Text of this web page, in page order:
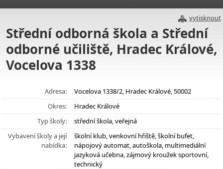
vytisknout
Střední odborná škola a Střední
odborné učiliště, Hradec Králové,
Vocelova 1338
Adresa:
Vocelova 1338/2, Hradec Králové, 50002
Okres:
Hradec Králové
Typ školy:
střední škola, veřejná
Vybavení školy a její
nabídka:
školní klub, venkovní hřiště, školní bufet,
nápojový automat, autoškola, multimediální
jazyková učebna, zájmový kroužek sportovní,
technický